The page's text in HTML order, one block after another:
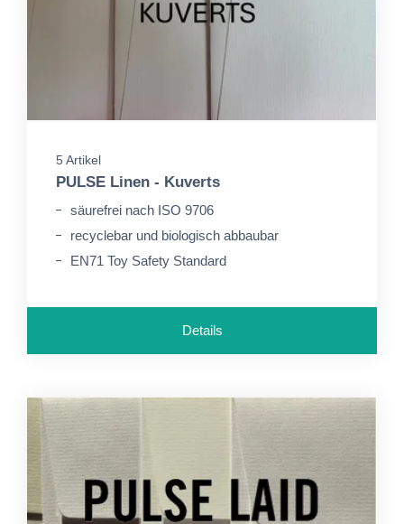
5 Artikel
PULSE Linen - Kuverts
säurefrei nach ISO 9706
recyclebar und biologisch abbaubar
EN71 Toy Safety Standard
Details